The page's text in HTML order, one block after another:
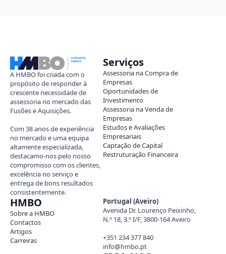
A HMBO foi criada com o
propósito de responder à
crescente necessidade de
assessoria no mercado das
Fusões e Aquisições.
Com 38 anos de experiência
no mercado e uma equipa
altamente especializada,
destacamo-nos pelo nosso
compromisso com os clientes,
excelência no serviço e
entrega de bons resultados
consistentemente.
Serviços
Assessoria na Compra de
Empresas
Oportunidades de
Investimento
Assessoria na Venda de
Empresas
Estudos e Avaliações
Empresariais
Captação de Capital
Restruturação Financeira
HMBO
Sobre a HMBO
Contactos
Artigos
Carreiras
Portugal (Aveiro)
Avenida Dr. Lourenço Peixinho,
N.º 18, 3.º I/F, 3800-164 Aveiro
+351 234 377 840
info@hmbo.pt